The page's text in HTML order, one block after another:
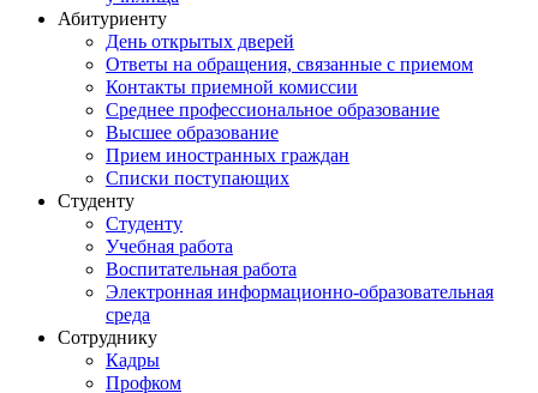
Абитуриенту
День открытых дверей
Ответы на обращения, связанные с приемом
Контакты приемной комиссии
Среднее профессиональное образование
Высшее образование
Прием иностранных граждан
Списки поступающих
Студенту
Студенту
Учебная работа
Воспитательная работа
Электронная информационно-образовательная
среда
Сотруднику
Кадры
Профком